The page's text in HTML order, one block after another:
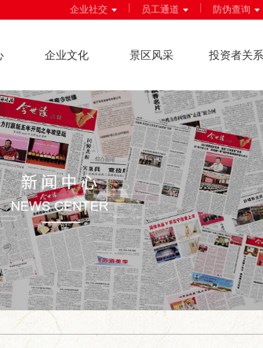
企业社交 员工通道 防伪查询
企业文化 景区风采 投资者关系